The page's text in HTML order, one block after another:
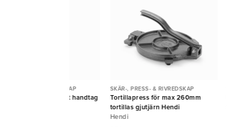
, PRESS- & RIVREDSKAP
Gourmet fin svart handtag
SKÄR-, PRESS- & RIVREDSKAP
Tortillapress för max 260mm
tortillas gjutjärn Hendi
Hendi